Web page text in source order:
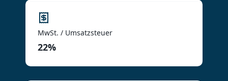
MwSt. / Umsatzsteuer
22%